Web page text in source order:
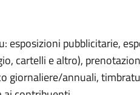
esposizioni pubblicitarie,
cartelli e altro),
giornaliere/annuali,